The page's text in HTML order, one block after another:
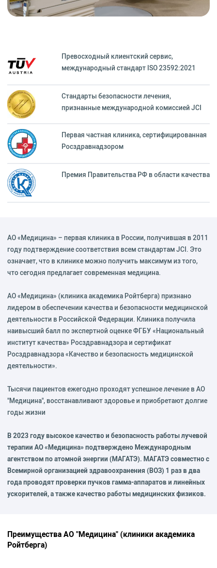
Превосходный клиентский сервиc,
международный стандарт ISO 23592:2021
Стандарты безопасности лечения,
признанные международной комиссией JCI
Первая частная клиника, сертифицированная
Росздравнадзором
Премия Правительства РФ в области качества
АО «Медицина» – первая клиника в России, получившая в 2011
году подтверждение соответствия всем стандартам JCI. Это
означает, что в клинике можно получить максимум из того,
что сегодня предлагает современная медицина.
АО «Медицина» (клиника академика Ройтберга) признано
лидером в обеспечении качества и безопасности медицинской
деятельности в Российской Федерации. Клиника получила
наивысший балл по экспертной оценке ФГБУ «Национальный
институт качества» Росздравнадзора и сертификат
Росздравнадзора «Качество и безопасность медицинской
деятельности».
Тысячи пациентов ежегодно проходят успешное лечение в АО
"Медицина", восстанавливают здоровье и приобретают долгие
годы жизни
В 2023 году высокое качество и безопасность работы лучевой
терапии АО «Медицина» подтверждено Международным
агентством по атомной энергии (МАГАТЭ). МАГАТЭ совместно с
Всемирной организацией здравоохранения (ВОЗ) 1 раз в два
года проводят проверки пучков гамма-аппаратов и линейных
ускорителей, а также качество работы медицинских физиков.
Преимущества АО "Медицина" (клиники академика
Ройтберга)